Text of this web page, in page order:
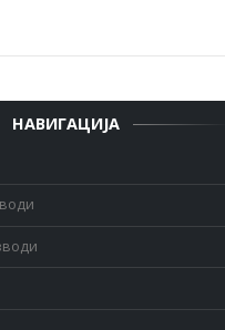
НАВИГАЦИЈА